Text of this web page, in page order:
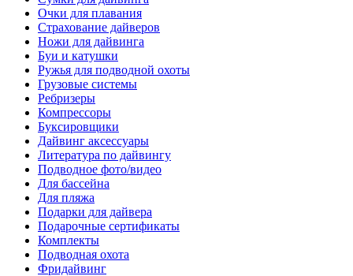
Очки для плавания
Страхование дайверов
Ножи для дайвинга
Буи и катушки
Ружья для подводной охоты
Грузовые системы
Ребризеры
Компрессоры
Буксировщики
Дайвинг аксессуары
Литература по дайвингу
Подводное фото/видео
Для бассейна
Для пляжа
Подарки для дайвера
Подарочные сертификаты
Комплекты
Подводная охота
Фридайвинг